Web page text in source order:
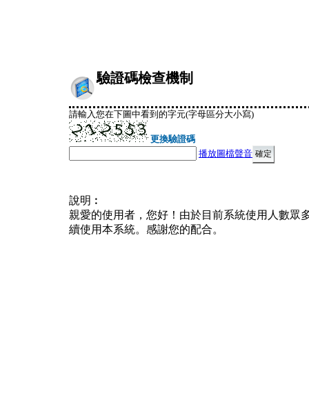
驗證碼檢查機制
請輸入您在下圖中看到的字元(字母區分大小寫)
更換驗證碼
播放圖檔聲音
說明︰
親愛的使用者，您好！由於目前系統使用人數眾
續使用本系統。感謝您的配合。